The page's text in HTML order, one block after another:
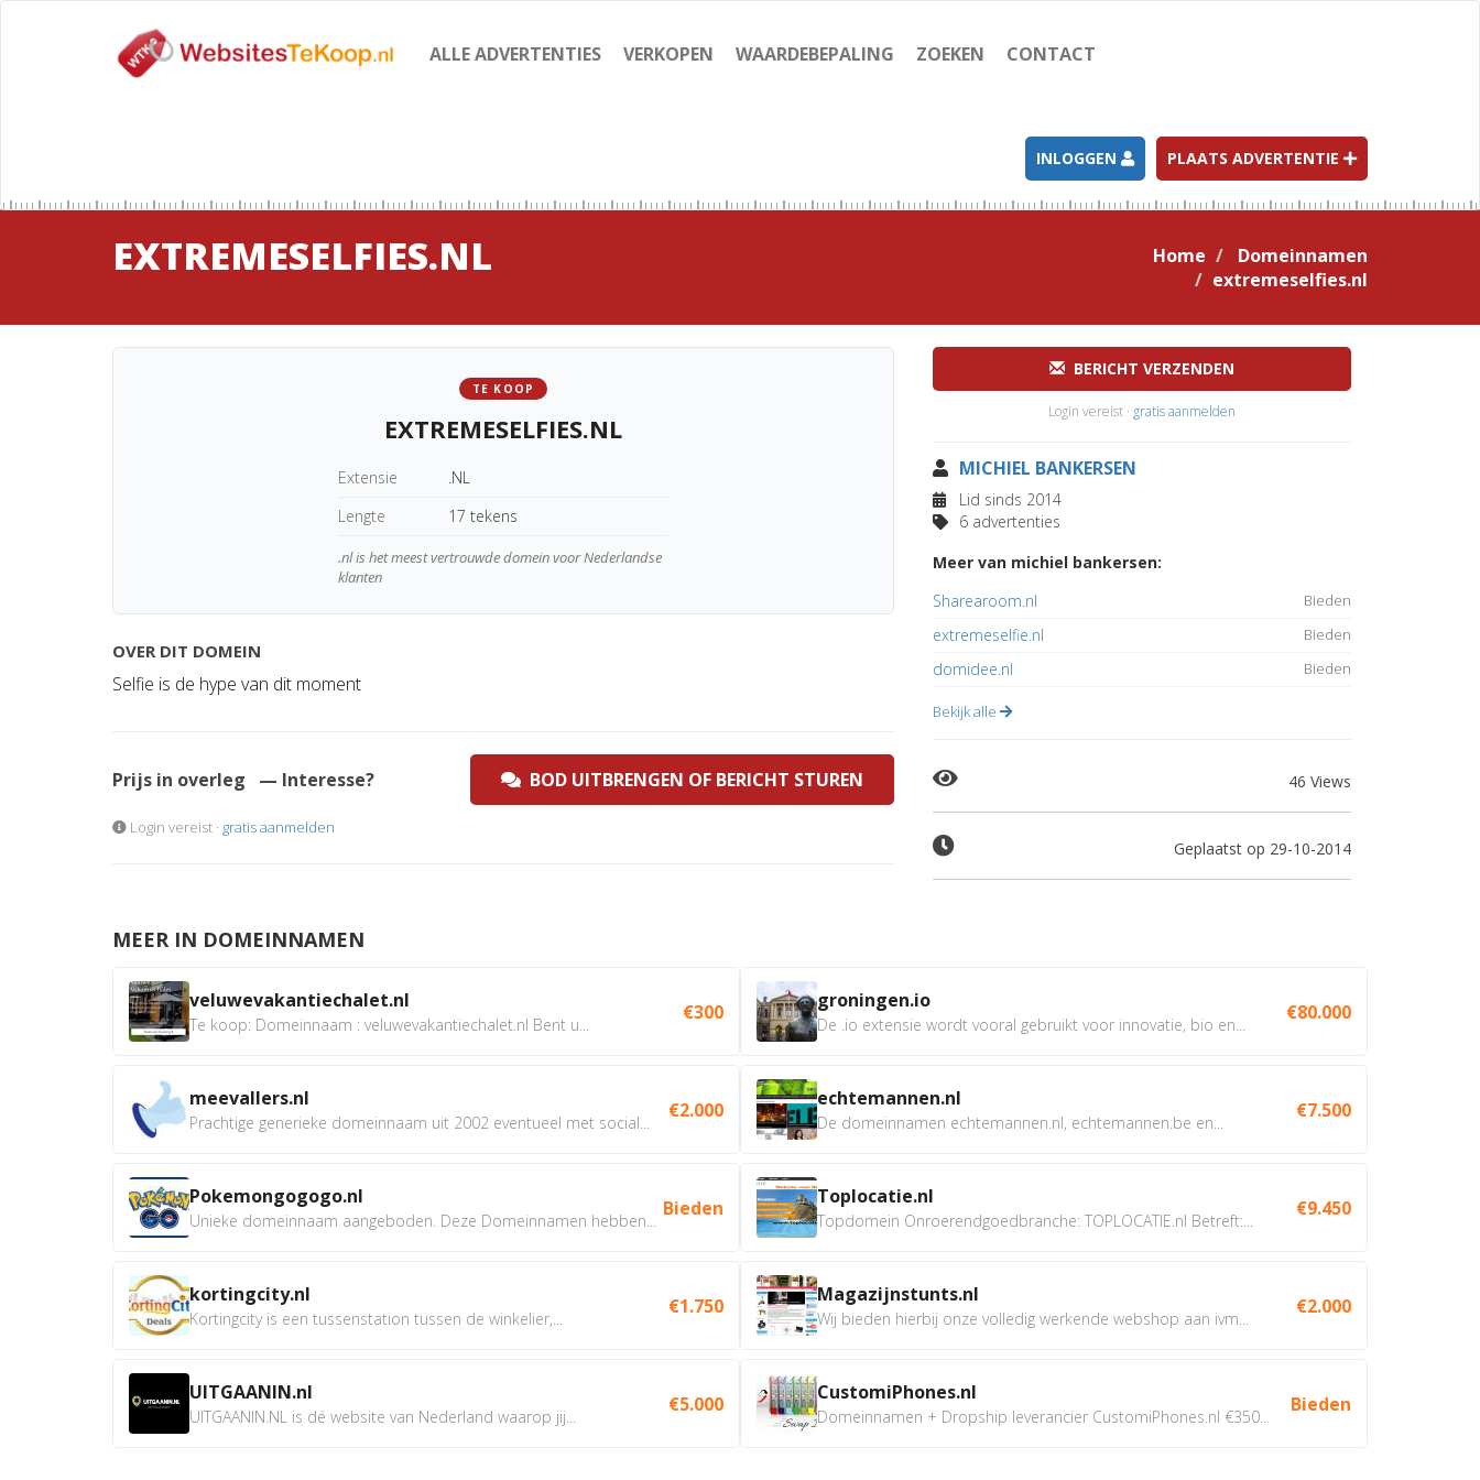
ALLE ADVERTENTIES VERKOPEN WAARDEBEPALING ZOEKEN CONTACT
INLOGGEN PLAATS ADVERTENTIE
EXTREMESELFIES.NL Home
Domeinnamen
extremeselfies.nl
TE KOOP
EXTREMESELFIES.NL
Extensie
.NL
Lengte
17 tekens
.nl is het meest vertrouwde domein voor Nederlandse
klanten
OVER DIT DOMEIN
Selfie is de hype van dit moment
Prijs in overleg — Interesse? BOD UITBRENGEN OF BERICHT STUREN
Login vereist · gratis aanmelden
BERICHT VERZENDEN
Login vereist · gratis aanmelden
MICHIEL BANKERSEN
Lid sinds 2014
6 advertenties
Meer van michiel bankersen:
Sharearoom.nl
Bieden
extremeselfie.nl Bieden
domidee.nl Bieden
Bekijk alle
46 Views
Geplaatst op 29-10-2014
MEER IN DOMEINNAMEN
veluwevakantiechalet.nl
Te koop: Domeinnaam : veluwevakantiechalet.nl Bent u...
€300
meevallers.nl
Prachtige generieke domeinnaam uit 2002 eventueel met social...
€2.000
Pokemongogogo.nl
Unieke domeinnaam aangeboden. Deze Domeinnamen hebben...
Bieden
kortingcity.nl
Kortingcity is een tussenstation tussen de winkelier,...
€1.750
UITGAANIN.nl
UITGAANIN.NL is dé website van Nederland waarop jij...
€5.000
groningen.io
De .io extensie wordt vooral gebruikt voor innovatie, bio en...
€80.000
echtemannen.nl
De domeinnamen echtemannen.nl, echtemannen.be en...
€7.500
Toplocatie.nl
Topdomein Onroerendgoedbranche: TOPLOCATIE.nl Betreft:...
€9.450
Magazijnstunts.nl
Wij bieden hierbij onze volledig werkende webshop aan ivm...
€2.000
CustomiPhones.nl
Domeinnamen + Dropship leverancier CustomiPhones.nl €350...
Bieden